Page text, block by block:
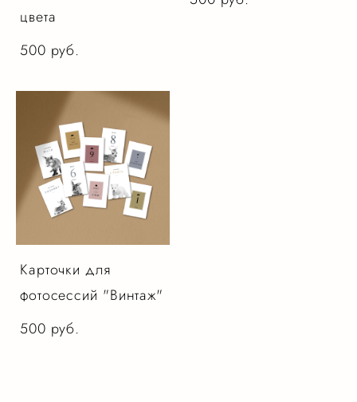
цвета
500 pуб.
Карточки для
фотосессий "Винтаж"
500 pуб.